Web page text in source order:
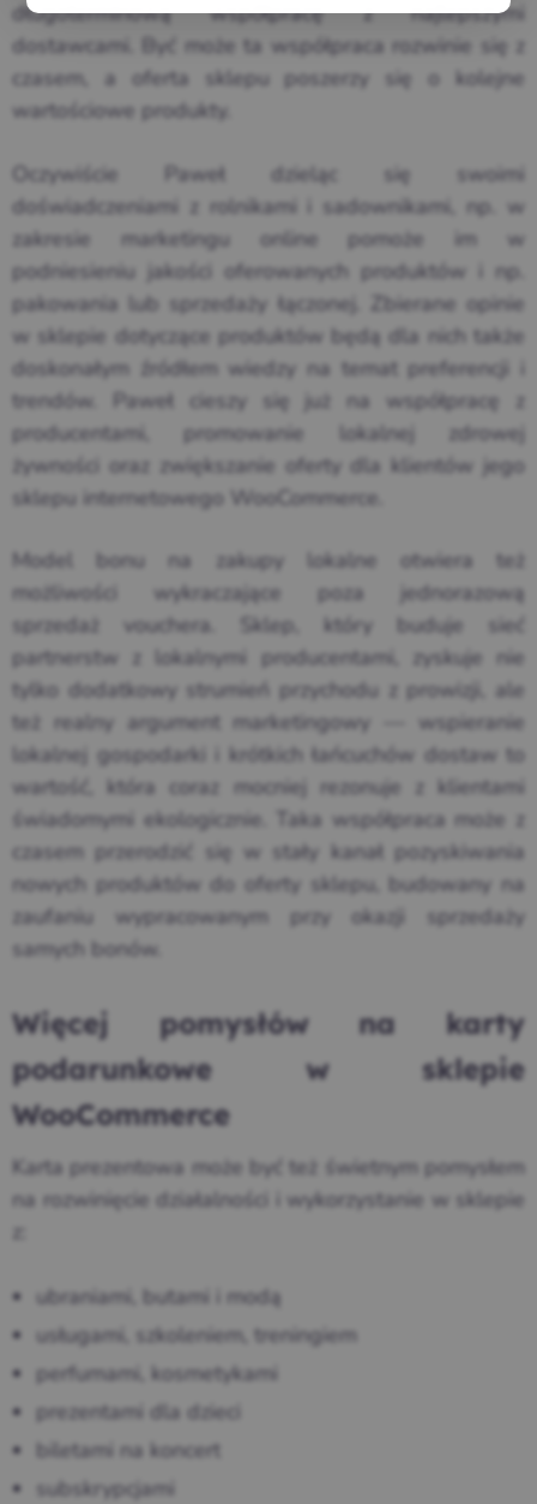
długoterminową współpracę z najlepszymi
dostawcami. Być może ta współpraca rozwinie się z
czasem, a oferta sklepu poszerzy się o kolejne
wartościowe produkty.
Oczywiście Paweł dzieląc się swoimi
doświadczeniami z rolnikami i sadownikami, np. w
zakresie marketingu online pomoże im w
podniesieniu jakości oferowanych produktów i np.
pakowania lub sprzedaży łączonej. Zbierane opinie
w sklepie dotyczące produktów będą dla nich także
doskonałym źródłem wiedzy na temat preferencji i
trendów. Paweł cieszy się już na współpracę z
producentami, promowanie lokalnej zdrowej
żywności oraz zwiększanie oferty dla klientów jego
sklepu internetowego WooCommerce.
Model bonu na zakupy lokalne otwiera też
możliwości wykraczające poza jednorazową
sprzedaż vouchera. Sklep, który buduje sieć
partnerstw z lokalnymi producentami, zyskuje nie
tylko dodatkowy strumień przychodu z prowizji, ale
też realny argument marketingowy — wspieranie
lokalnej gospodarki i krótkich łańcuchów dostaw to
wartość, która coraz mocniej rezonuje z klientami
świadomymi ekologicznie. Taka współpraca może z
czasem przerodzić się w stały kanał pozyskiwania
nowych produktów do oferty sklepu, budowany na
zaufaniu wypracowanym przy okazji sprzedaży
samych bonów.
Więcej pomysłów na karty
podarunkowe w sklepie
WooCommerce
Karta prezentowa może być też świetnym pomysłem
na rozwinięcie działalności i wykorzystanie w sklepie
z:
ubraniami, butami i modą
usługami, szkoleniem, treningiem
perfumami, kosmetykami
prezentami dla dzieci
biletami na koncert
subskrypcjami